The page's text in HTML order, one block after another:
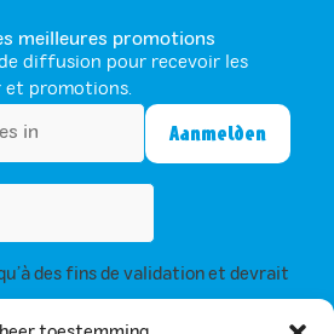
meilleures promotions
diffusion pour recevoir les
et promotions.
des fins de validation et devrait
notre politique de confidentialité et